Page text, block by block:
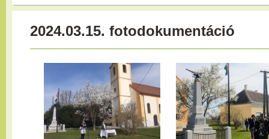
2024.03.15. fotodokumentáció